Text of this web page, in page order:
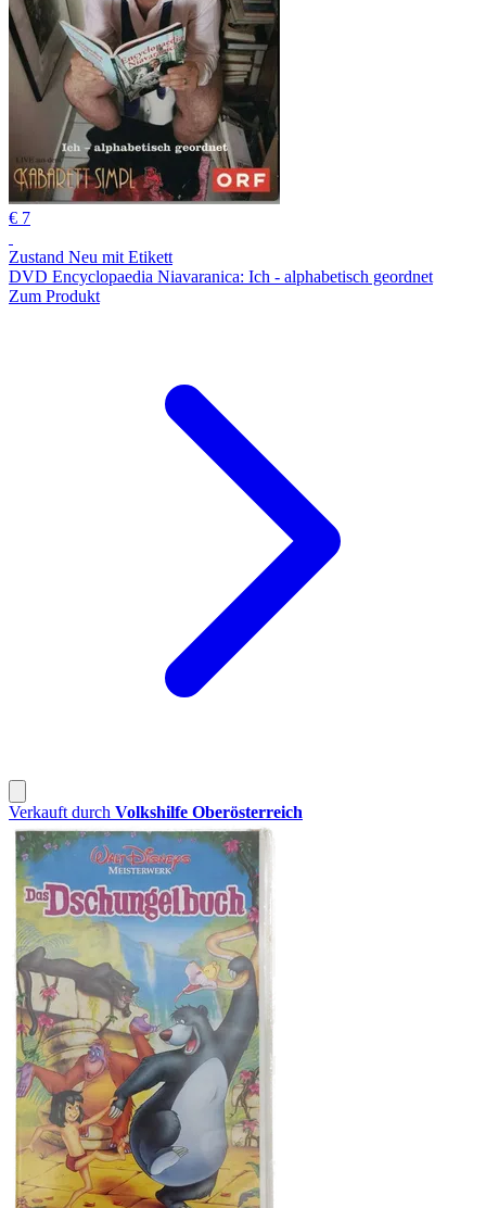
€ 7
Zustand Neu mit Etikett
DVD Encyclopaedia Niavaranica: Ich - alphabetisch geordnet
Zum Produkt
Verkauft durch Volkshilfe Oberösterreich